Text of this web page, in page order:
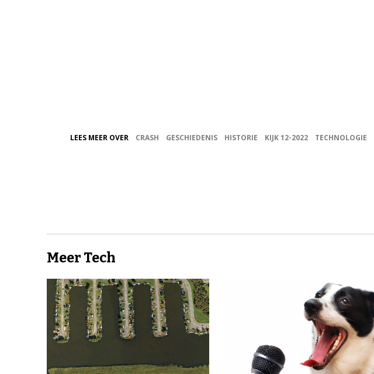
LEES MEER OVER CRASH GESCHIEDENIS HISTORIE KIJK 12-2022 TECHNOLOGIE
Meer Tech